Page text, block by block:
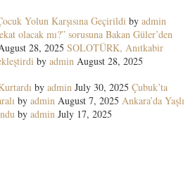
Yolun Karşısına Geçirildi by admin
olacak mı?” sorusuna Bakan Güler’den
28, 2025 SOLOTÜRK, Anıtkabir
by admin August 28, 2025
by admin July 30, 2025 Çubuk’ta
by admin August 7, 2025 Ankara’da Yaşlı
by admin July 17, 2025